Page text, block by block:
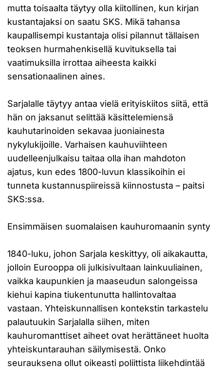
mutta toisaalta täytyy olla kiitollinen, kun kirjan
kustantajaksi on saatu SKS. Mikä tahansa
kaupallisempi kustantaja olisi pilannut tällaisen
teoksen hurmahenkisellä kuvituksella tai
vaatimuksilla irrottaa aiheesta kaikki
sensationaalinen aines.
Sarjalalle täytyy antaa vielä erityiskiitos siitä, että
hän on jaksanut selittää käsittelemiensä
kauhutarinoiden sekavaa juoniainesta
nykylukijoille. Varhaisen kauhuviihteen
uudelleenjulkaisu taitaa olla ihan mahdoton
ajatus, kun edes 1800-luvun klassikoihin ei
tunneta kustannuspiireissä kiinnostusta – paitsi
SKS:ssa.
Ensimmäisen suomalaisen kauhuromaanin synty
1840-luku, johon Sarjala keskittyy, oli aikakautta,
jolloin Eurooppa oli julkisivultaan lainkuuliainen,
vaikka kaupunkien ja maaseudun salongeissa
kiehui kapina tiukentunutta hallintovaltaa
vastaan. Yhteiskunnallisen kontekstin tarkastelu
palautuukin Sarjalalla siihen, miten
kauhuromanttiset aiheet ovat herättäneet huolta
yhteiskuntarauhan säilymisestä. Onko
seurauksena ollut oikeasti poliittista liikehdintää